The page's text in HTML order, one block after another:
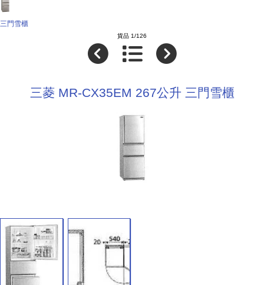
三門雪櫃
貨品 1/126
三菱 MR-CX35EM 267公升 三門雪櫃